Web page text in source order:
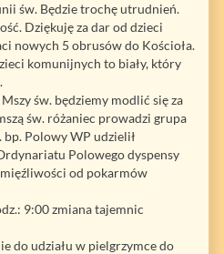
św. Będzie trochę utrudnień.
Dziękuję za dar od dzieci
nowych 5 obrusów do Kościoła.
komunijnych to biały, który
św. będziemy modlić się za
św. różaniec prowadzi grupa
bp. Polowy WP udzielił
Polowego dyspensy
od pokarmów
9:00 zmiana tajemnic
do udziału w pielgrzymce do